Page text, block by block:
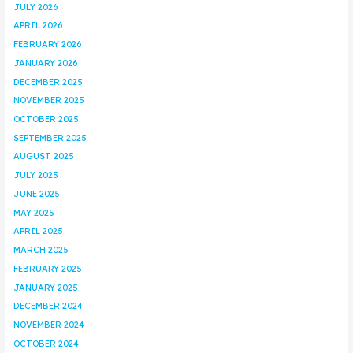
JULY 2026
APRIL 2026
FEBRUARY 2026
JANUARY 2026
DECEMBER 2025
NOVEMBER 2025
OCTOBER 2025
SEPTEMBER 2025
AUGUST 2025
JULY 2025
JUNE 2025
MAY 2025
APRIL 2025
MARCH 2025
FEBRUARY 2025
JANUARY 2025
DECEMBER 2024
NOVEMBER 2024
OCTOBER 2024